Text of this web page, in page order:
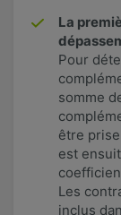
La
Pour
somme
être
est
Les
inclus